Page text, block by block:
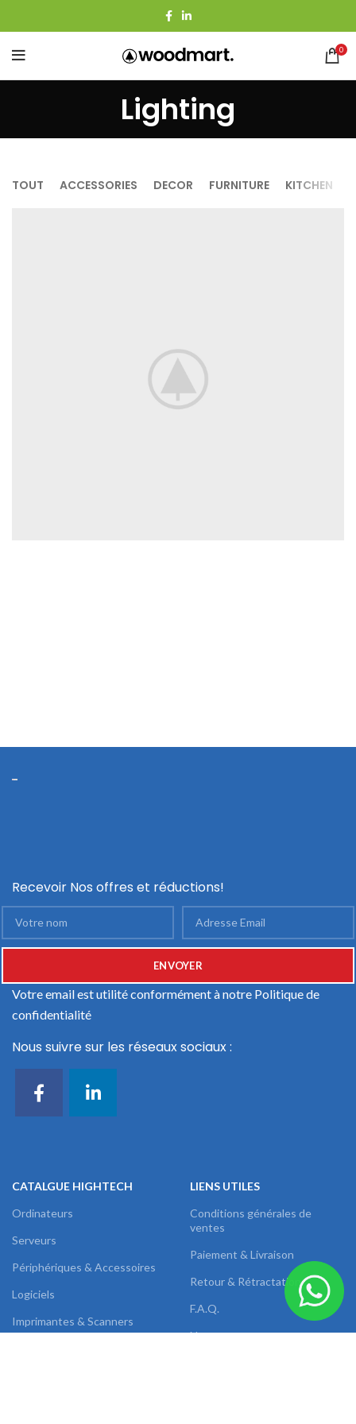
0
Lighting
TOUT ACCESSORIES DECOR FURNITURE KITCHEN
Recevoir Nos offres et réductions!
Votre email est utilité conformément à notre Politique de
confidentialité
Nous suivre sur les réseaux sociaux :
CATALGUE HIGHTECH
Ordinateurs
Serveurs
Périphériques & Accessoires
Logiciels
Imprimantes & Scanners
LIENS UTILES
Conditions générales de
ventes
Paiement & Livraison
Retour & Rétractation
F.A.Q.
Nous contacter